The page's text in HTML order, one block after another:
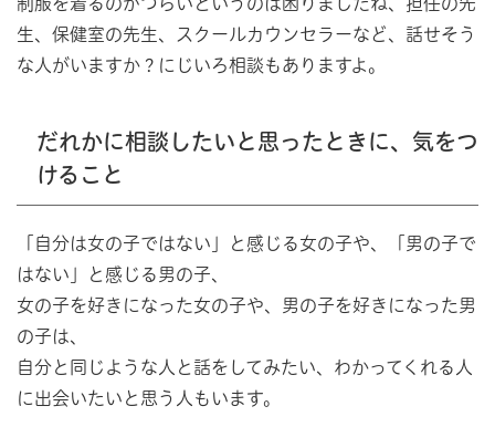
生、保健室の先生、スクールカウンセラーなど、話せそう
な人がいますか？にじいろ相談もありますよ。
だれかに相談したいと思ったときに、気をつ
けること
「自分は女の子ではない」と感じる女の子や、「男の子で
はない」と感じる男の子、
女の子を好きになった女の子や、男の子を好きになった男
の子は、
自分と同じような人と話をしてみたい、わかってくれる人
に出会いたいと思う人もいます。